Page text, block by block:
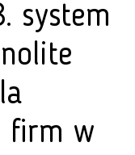
system
firm w